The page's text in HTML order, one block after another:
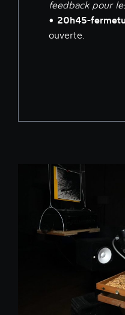
feedback pour
• 20h45-
ouverte.